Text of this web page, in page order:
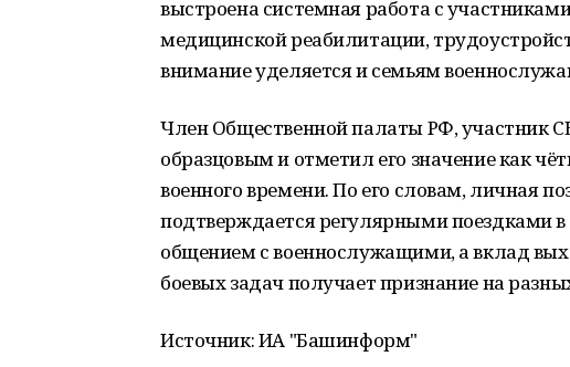
выстроена системная работа с
медицинской реабилитации,
внимание уделяется и семьям
Член Общественной палаты РФ, участник
образцовым и отметил его значение как
военного времени. По его словам, личная
подтверждается регулярными поездками
общением с военнослужащими, а вклад
боевых задач получает признание на
Источник: ИА "Башинформ"